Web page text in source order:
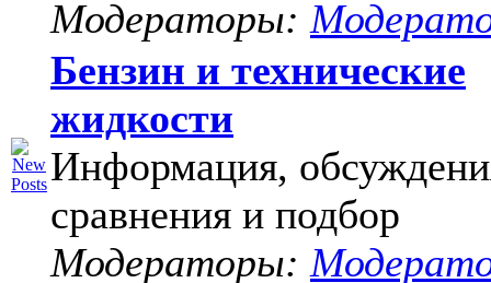
Модераторы:
Бензин и технические
жидкости
Информация,
сравнения и подбор
Модераторы: